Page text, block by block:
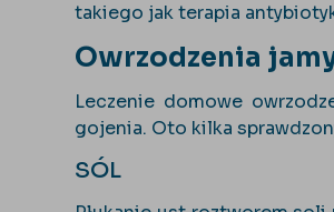
takiego jak terapia
Owrzodzenia
Leczenie domowe
gojenia. Oto kilka
SÓL